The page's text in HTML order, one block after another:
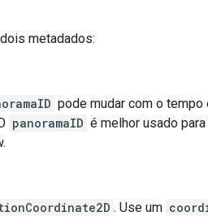
metadados:
pode mudar com o tempo
panoramaID é melhor usado
. Use um